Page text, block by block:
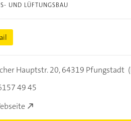
UND LÜFTUNGSBAU
Hauptstr. 20,64319 Pfungstadt
49 45